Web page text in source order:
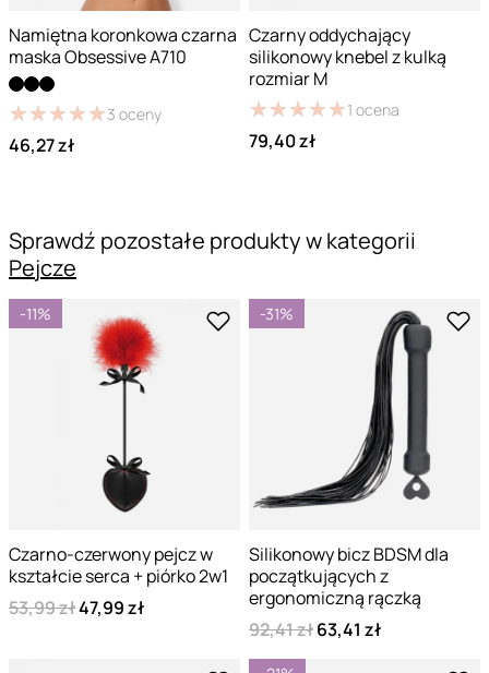
Namiętna koronkowa czarna
maska Obsessive A710
★★★★★
★★★★★3 oceny
46,27 zł
Czarny oddychający
silikonowy knebel z kulką
rozmiar M
★★★★★
★★★★★1 ocena
79,40 zł
Sprawdź pozostałe produkty w kategorii
Pejcze
-11%
Czarno-czerwony pejcz w
kształcie serca + piórko 2w1
53,99 zł47,99 zł
-31%
Silikonowy bicz BDSM dla
początkujących z
ergonomiczną rączką
92,41 zł63,41 zł